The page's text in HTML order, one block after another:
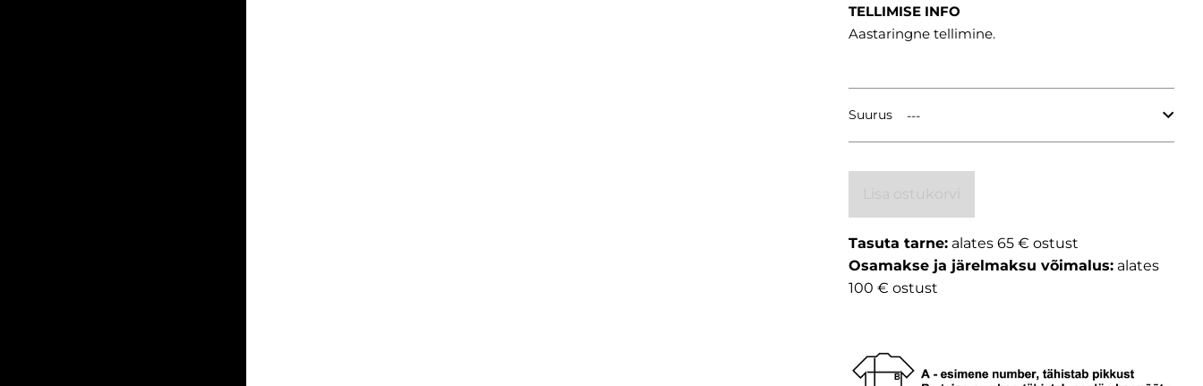
TELLIMISE INFO
Aastaringne tellimine.
Suurus
Tasuta tarne: alates 65 € ostust
Osamakse ja järelmaksu võimalus: alates
100 € ostust